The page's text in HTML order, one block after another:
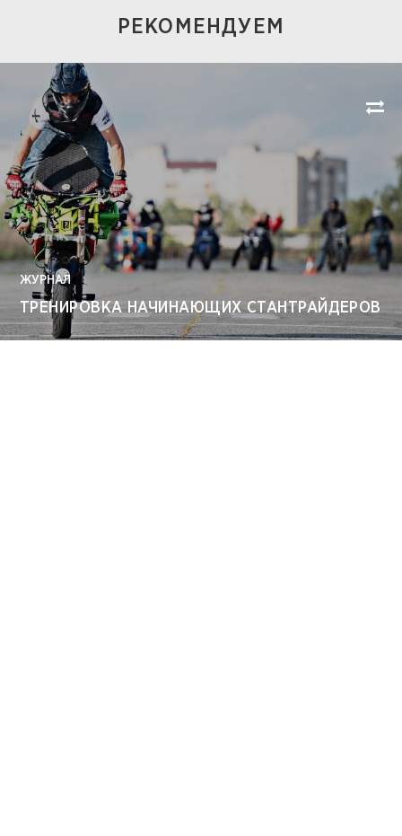
РЕКОМЕНДУЕМ
ЖУРНАЛ
ТРЕНИРОВКА НАЧИНАЮЩИХ СТАНТРАЙДЕРОВ